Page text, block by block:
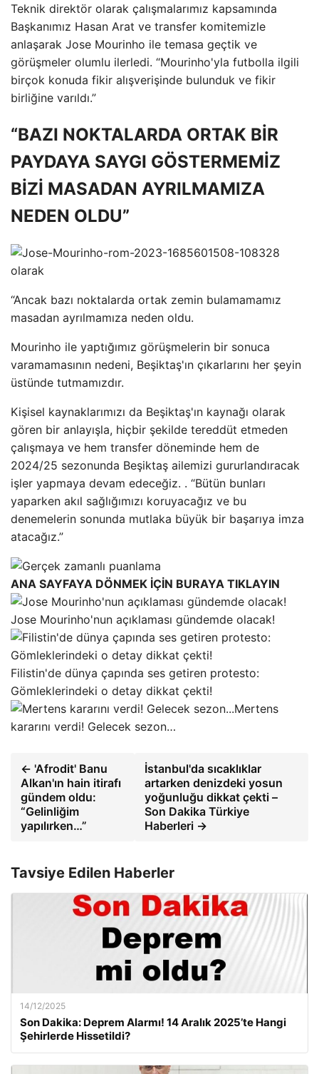
Teknik direktör olarak çalışmalarımız kapsamında
Başkanımız Hasan Arat ve transfer komitemizle
anlaşarak Jose Mourinho ile temasa geçtik ve
görüşmeler olumlu ilerledi. “Mourinho'yla futbolla ilgili
birçok konuda fikir alışverişinde bulunduk ve fikir
birliğine varıldı.”
“BAZI NOKTALARDA ORTAK BİR
PAYDAYA SAYGI GÖSTERMEMİZ
BİZİ MASADAN AYRILMAMIZA
NEDEN OLDU”
“Ancak bazı noktalarda ortak zemin bulamamamız
masadan ayrılmamıza neden oldu.
Mourinho ile yaptığımız görüşmelerin bir sonuca
varamamasının nedeni, Beşiktaş'ın çıkarlarını her şeyin
üstünde tutmamızdır.
Kişisel kaynaklarımızı da Beşiktaş'ın kaynağı olarak
gören bir anlayışla, hiçbir şekilde tereddüt etmeden
çalışmaya ve hem transfer döneminde hem de
2024/25 sezonunda Beşiktaş ailemizi gururlandıracak
işler yapmaya devam edeceğiz. . “Bütün bunları
yaparken akıl sağlığımızı koruyacağız ve bu
denemelerin sonunda mutlaka büyük bir başarıya imza
atacağız.”
ANA SAYFAYA DÖNMEK İÇİN BURAYA TIKLAYIN
Jose Mourinho'nun açıklaması gündemde olacak!
Filistin'de dünya çapında ses getiren protesto:
Gömleklerindeki o detay dikkat çekti!
Mertens
kararını verdi! Gelecek sezon…
← 'Afrodit' Banu
Alkan'ın hain itirafı
gündem oldu:
“Gelinliğim
yapılırken…”
İstanbul'da sıcaklıklar
artarken denizdeki yosun
yoğunluğu dikkat çekti –
Son Dakika Türkiye
Haberleri →
Tavsiye Edilen Haberler
14/12/2025
Son Dakika: Deprem Alarmı! 14 Aralık 2025’te Hangi
Şehirlerde Hissetildi?